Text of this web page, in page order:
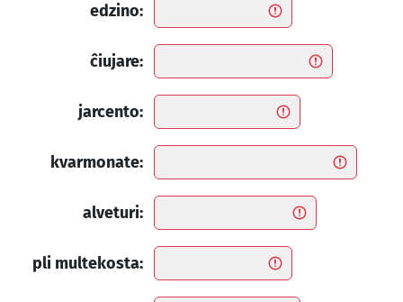
edzino:
ĉiujare:
jarcento:
kvarmonate:
alveturi:
pli multekosta: